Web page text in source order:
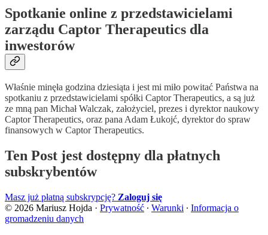
Spotkanie online z przedstawicielami
zarządu Captor Therapeutics dla
inwestorów
Właśnie minęła godzina dziesiąta i jest mi miło powitać Państwa na
spotkaniu z przedstawicielami spółki Captor Therapeutics, a są już
ze mną pan Michał Walczak, założyciel, prezes i dyrektor naukowy
Captor Therapeutics, oraz pana Adam Łukojć, dyrektor do spraw
finansowych w Captor Therapeutics.
Ten Post jest dostępny dla płatnych
subskrybentów
Masz już płatną subskrypcję? Zaloguj się
© 2026 Mariusz Hojda · Prywatność ∙ Warunki ∙ Informacja o
gromadzeniu danych